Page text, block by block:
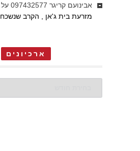
אבינועם קריגר 097432577 על
מזרעת בית ג'אן , הקרב שנשכח
ארכיונים